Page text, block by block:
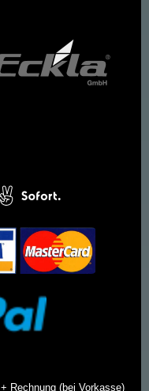
+ Rechnung (bei Vorkasse)